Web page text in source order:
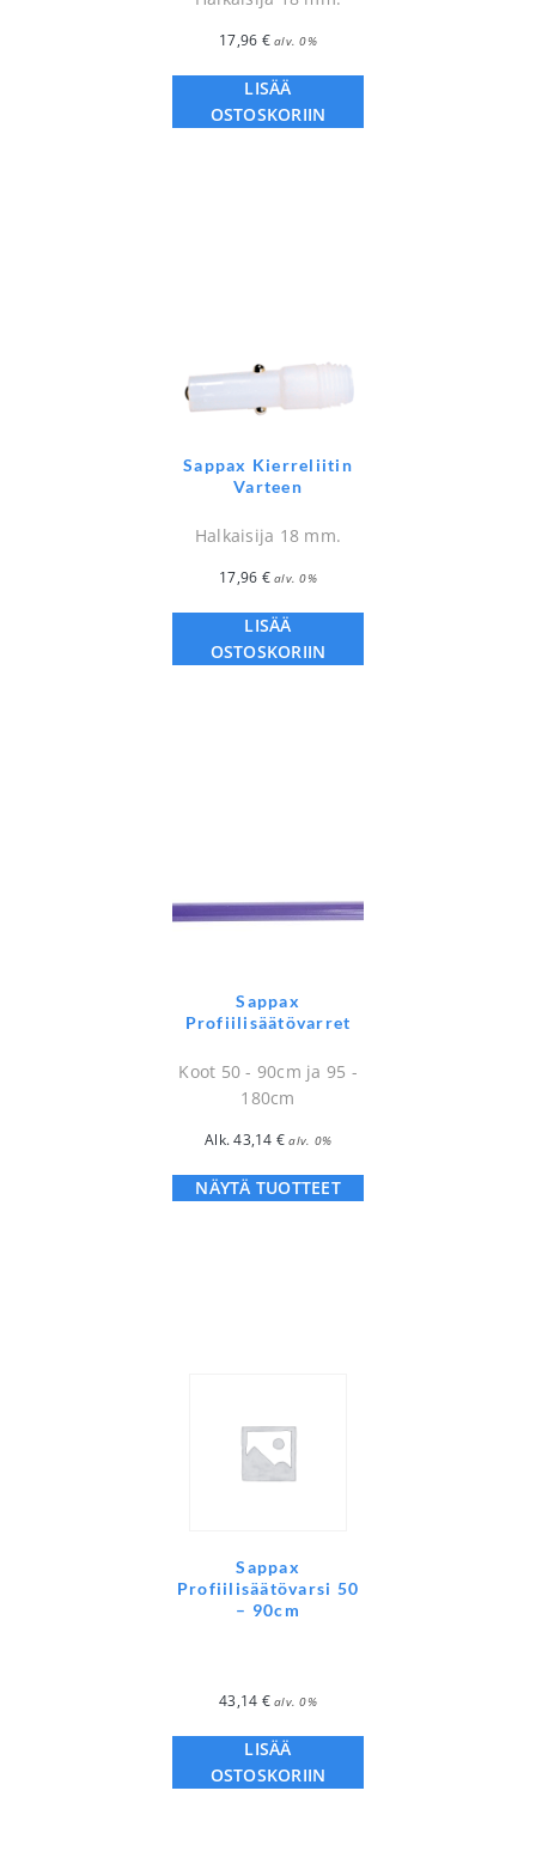
17,96 € alv. 0%
LISÄÄ
OSTOSKORIIN
Sappax Kierreliitin
Varteen
Halkaisija 18 mm.
17,96 € alv. 0%
LISÄÄ
OSTOSKORIIN
Sappax
Profiilisäätövarret
Koot 50 - 90cm ja 95 -
180cm
Alk.43,14 € alv. 0%
NÄYTÄ TUOTTEET
Sappax
Profiilisäätövarsi 50
– 90cm
43,14 € alv. 0%
LISÄÄ
OSTOSKORIIN